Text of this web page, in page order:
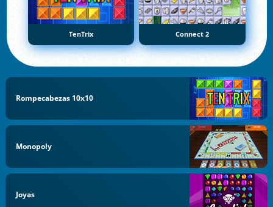
TenTrix Connect 2
Rompecabezas 10x10
Monopoly
Joyas